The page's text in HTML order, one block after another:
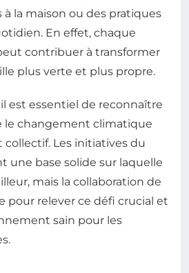
à la maison ou des pratiques
En effet, chaque
contribuer à transformer
plus verte et plus propre.
est essentiel de reconnaître
le changement climatique
collectif. Les initiatives du
une base solide sur laquelle
mais la collaboration de
pour relever ce défi crucial et
sain pour les